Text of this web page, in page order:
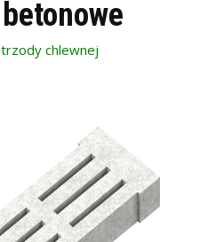
trzody chlewnej